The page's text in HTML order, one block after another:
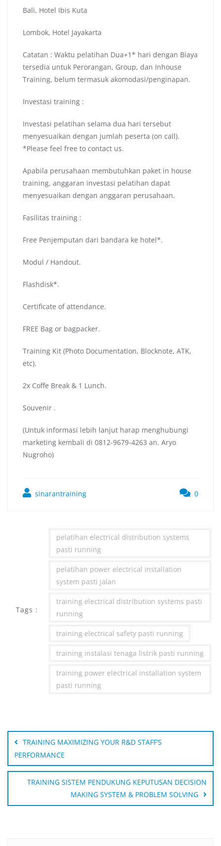
Bali, Hotel Ibis Kuta
Lombok, Hotel Jayakarta
Catatan : Waktu pelatihan Dua+1* hari dengan Biaya
tersedia untuk Perorangan, Group, dan Inhouse
Training, belum termasuk akomodasi/penginapan.
Investasi training :
Investasi pelatihan selama dua hari tersebut
menyesuaikan dengan jumlah peserta (on call).
*Please feel free to contact us.
Apabila perusahaan membutuhkan paket in house
training, anggaran investasi pelatihan dapat
menyesuaikan dengan anggaran perusahaan.
Fasilitas training :
Free Penjemputan dari bandara ke hotel*.
Modul / Handout.
Flashdisk*.
Certificate of attendance.
FREE Bag or bagpacker.
Training Kit (Photo Documentation, Blocknote, ATK,
etc).
2x Coffe Break & 1 Lunch.
Souvenir .
(Untuk informasi lebih lanjut harap menghubungi
marketing kembali di 0812-9679-4263 an. Aryo
Nugroho)
sinarantraining 0
Tags :
pelatihan electrical distribution systems
pasti running
pelatihan power electrical installation
system pasti jalan
training electrical distribution systems pasti
running
training electrical safety pasti running
training instalasi tenaga listrik pasti running
training power electrical installation system
pasti running
Post
navigation
TRAINING MAXIMIZING YOUR R&D STAFF’S
PERFORMANCE
TRAINING SISTEM PENDUKUNG KEPUTUSAN DECISION
MAKING SYSTEM & PROBLEM SOLVING